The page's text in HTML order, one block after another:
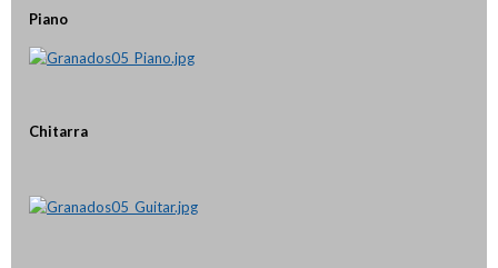
Piano
Chitarra